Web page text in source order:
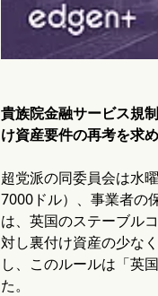
貴族院金融サービス規
け資産要件の再考を求め
超党派の同委員会は水
7000ドル）、事業者の
は、英国のステーブル
対し裏付け資産の少な
し、このルールは「英
た。